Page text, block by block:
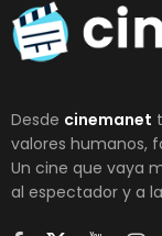
Desde cinemanet
valores humanos,
Un cine que vaya
al espectador y a